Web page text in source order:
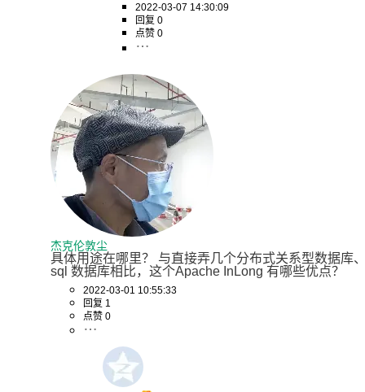
2022-03-07 14:30:09
回复 0
点赞 0
杰克伦敦尘
具体用途在哪里？ 与直接弄几个分布式关系型数据库
sql 数据库相比，这个Apache InLong 有哪些优点？
2022-03-01 10:55:33
回复 1
点赞 0